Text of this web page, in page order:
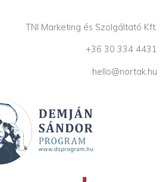
TNI Marketing és Szolgáltató Kft.
+36 30 334 4431
hello@nortak.hu